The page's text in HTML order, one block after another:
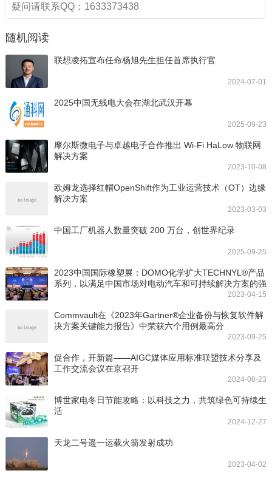
疑问请联系QQ：1633373438
随机阅读
联想凌拓宣布任命杨旭先生担任首席执行官
2024-07-01
2025中国无线电大会在湖北武汉开幕
2025-09-23
摩尔斯微电子与卓越电子合作推出 Wi-Fi HaLow 物联网
解决方案
2023-10-08
欧姆龙选择红帽OpenShift作为工业运营技术（OT）边缘
解决方案
2023-03-03
中国工厂机器人数量突破 200 万台，创世界纪录
2025-09-25
2023中国国际橡塑展：DOMO化学扩大TECHNYL®产品
系列，以满足中国市场对电动汽车和可持续解决方案的强
2023-04-15
Commvault在《2023年Gartner®企业备份与恢复软件解
决方案关键能力报告》中荣获六个用例最高分
2023-09-25
促合作，开新篇——AIGC媒体应用标准联盟技术分享及
工作交流会议在京召开
2024-08-23
博世家电冬日节能攻略：以科技之力，共筑绿色可持续生
活
2024-12-27
天龙二号遥一运载火箭发射成功
2023-04-02